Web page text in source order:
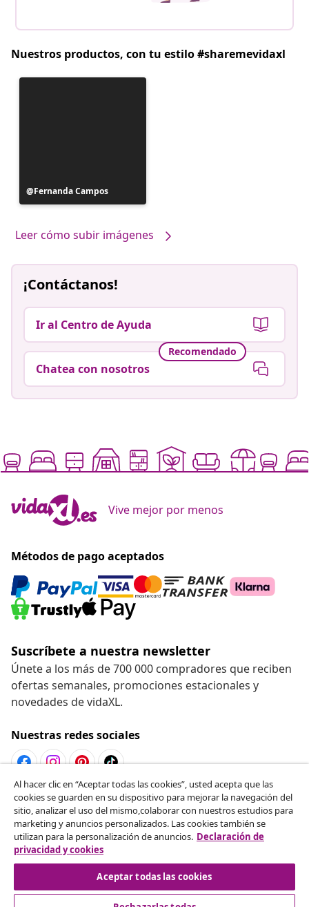
Nuestros productos, con tu estilo #sharemevidaxl
Publicación
realizada
Fernanda Campos
Leer cómo subir imágenes
¡Contáctanos!
Ir al Centro de Ayuda
Recomendado
Chatea con nosotros
Vive mejor por menos
Métodos de pago aceptados
Suscríbete a nuestra newsletter
Únete a los más de 700 000 compradores que reciben
ofertas semanales, promociones estacionales y
novedades de vidaXL.
Nuestras redes sociales
Desistir del contrato
Solicita la cancelación de tu pedido.
Desistir del contrato
Al hacer clic en “Aceptar todas las cookies”, usted acepta que las
cookies se guarden en su dispositivo para mejorar la navegación del
sitio, analizar el uso del mismo,colaborar con nuestros estudios para
marketing y anuncios personalizados. Las cookies también se
utilizan para la personalización de anuncios. Declaración de
privacidad y cookies
Aceptar todas las cookies